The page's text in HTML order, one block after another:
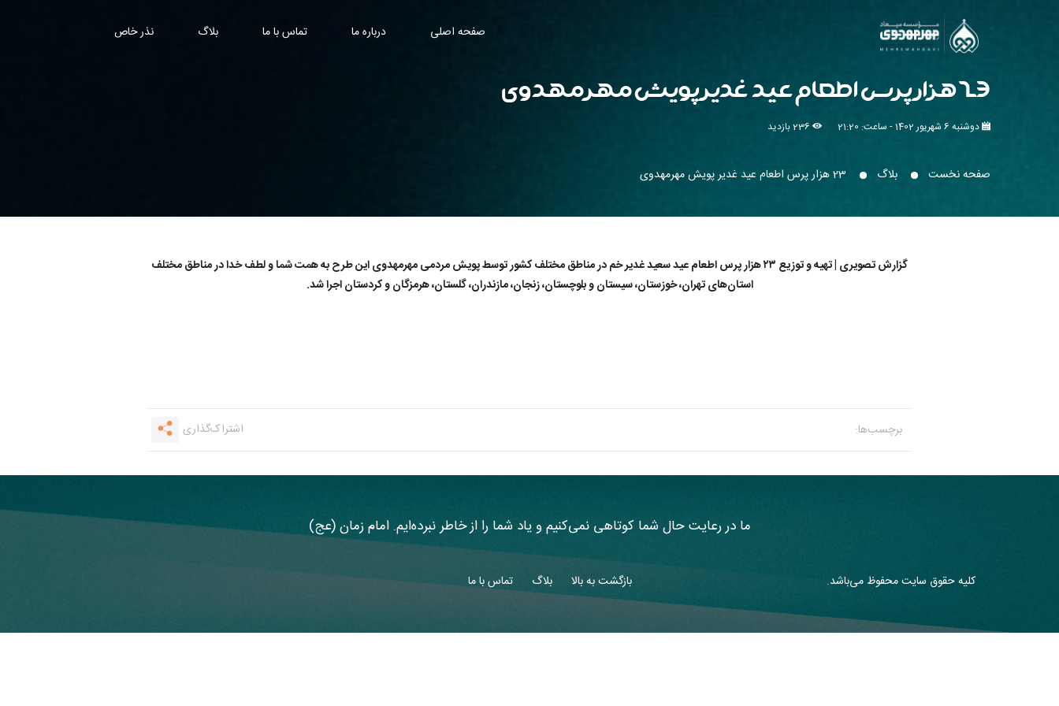
صفحه اصلی درباره ما تماس با ما بلاگ نذر خاص
23 هزار پرس اطعام عید غدیر پویش مهرمهدوی
دوشنبه 6 شهریور 1402 - ساعت: 21:20
صفحه نخست بلاگ 23 هزار پرس اطعام عید غدیر پویش مهرمهدوی
گزارش تصویری | تهیه و توزیع ۲۳ هزار پرس اطعام عید سعید غدیر خم در مناطق مختلف کشور توسط پویش مردمی مهرمهدوی این طرح به همت شما و لطف خدا در مناطق مختلف
استان‌های تهران، خوزستان، سیستان و بلوچستان، زنجان، مازندران، گلستان، هرمزگان و کردستان اجرا شد.
برچسب‌ها: اشتراک‌گذاری
ما در رعایت حال شما کوتاهی نمی‌کنیم و یاد شما را از خاطر نبرده‌ایم. امام زمان (عج)
کلیه حقوق سایت محفوظ می‌باشد. بازگشت به بالا بلاگ تماس با ما